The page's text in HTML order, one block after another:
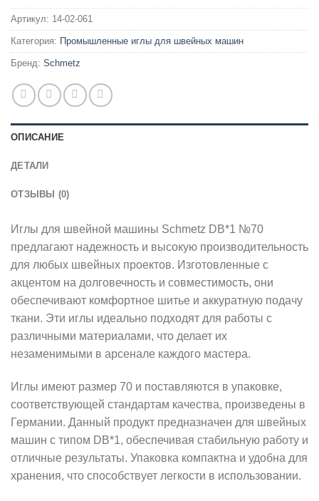
Артикул: 14-02-061
Категория: Промышленные иглы для швейных машин
Бренд: Schmetz
ОПИСАНИЕ
ДЕТАЛИ
ОТЗЫВЫ (0)
Иглы для швейной машины Schmetz DB*1 №70
предлагают надежность и высокую производительность
для любых швейных проектов. Изготовленные с
акцентом на долговечность и совместимость, они
обеспечивают комфортное шитье и аккуратную подачу
ткани. Эти иглы идеально подходят для работы с
различными материалами, что делает их
незаменимыми в арсенале каждого мастера.
Иглы имеют размер 70 и поставляются в упаковке,
соответствующей стандартам качества, произведены в
Германии. Данный продукт предназначен для швейных
машин с типом DB*1, обеспечивая стабильную работу и
отличные результаты. Упаковка компактна и удобна для
хранения, что способствует легкости в использовании.